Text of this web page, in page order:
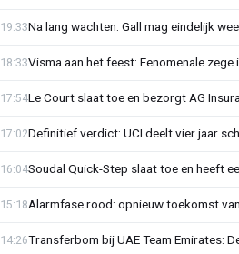
Na lang wachten: Gall mag eindelijk
19:33
Visma aan het feest: Fenomenale zege
18:33
Le Court slaat toe en bezorgt AG
17:54
Definitief verdict: UCI deelt vier jaar
17:02
Soudal Quick-Step slaat toe en heeft
16:04
Alarmfase rood: opnieuw toekomst
15:18
Transferbom bij UAE Team Emirates:
14:26